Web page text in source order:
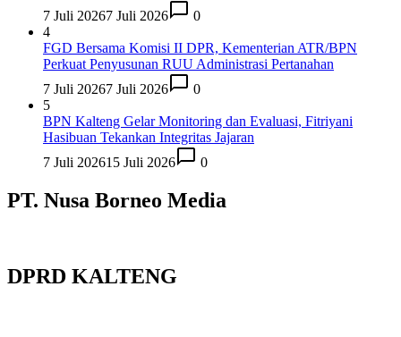
7 Juli 20267 Juli 2026
0
4
FGD Bersama Komisi II DPR, Kementerian ATR/BPN
Perkuat Penyusunan RUU Administrasi Pertanahan
7 Juli 20267 Juli 2026
0
5
BPN Kalteng Gelar Monitoring dan Evaluasi, Fitriyani
Hasibuan Tekankan Integritas Jajaran
7 Juli 202615 Juli 2026 0
PT. Nusa Borneo Media
DPRD KALTENG